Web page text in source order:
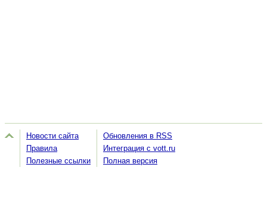
Новости сайта
Правила
Полезные ссылки
Обновления в RSS
Интеграция с vott.ru
Полная версия